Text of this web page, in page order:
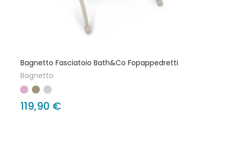
Bagnetto Fasciatoio Bath&Co Fopappedretti
Bagnetto
119,90 €